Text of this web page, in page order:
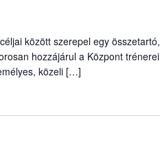
között szerepel egy összetartó,
hozzájárul a Központ trénerei
közeli […]